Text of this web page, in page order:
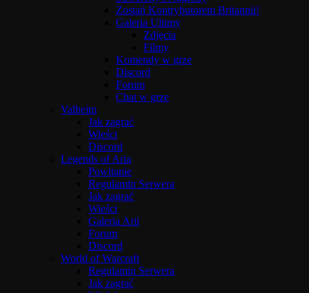
Zostań Kontrybutorem Britannii!
Galeria Ultimy
Zdjęcia
Filmy
Komendy w grze
Discord
Forum
Chat w grze
Valheim
Jak zagrać
Wieści
Discord
Legends of Aria
Powitanie
Regulamin Serwera
Jak zagrać
Wieści
Galeria Arii
Forum
Discord
World of Warcraft
Regulamin Serwera
Jak zagrać